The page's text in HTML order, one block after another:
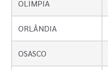
OLIMPIA
ORLÂNDIA
OSASCO